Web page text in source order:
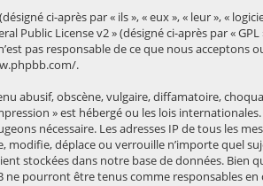
ci-après par « ils », « eux », « leur », «
Public License v2» (désigné ci-après par «
pas responsable de ce que nous
.
abusif, obscène, vulgaire, diffamatoire,
» est hébergé ou les lois
nécessaire. Les adresses IP de tous les
modifie, déplace ou verrouille n’importe quel
stockées dans notre base de données.
ne pourront être tenus comme responsables